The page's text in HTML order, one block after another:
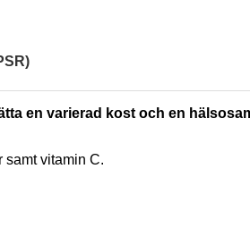
en varierad kost och en
samt vitamin C.